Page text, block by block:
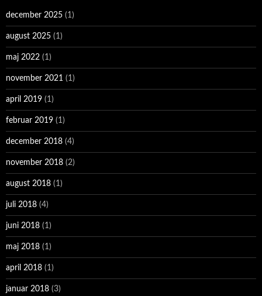
december 2025 (1)
august 2025 (1)
maj 2022 (1)
november 2021 (1)
april 2019 (1)
februar 2019 (1)
december 2018 (4)
november 2018 (2)
august 2018 (1)
juli 2018 (4)
juni 2018 (1)
maj 2018 (1)
april 2018 (1)
januar 2018 (3)